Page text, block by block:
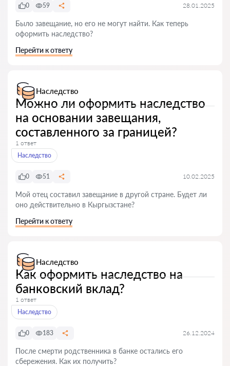
0 59 28.01.2025
Было завещание, но его не могут найти. Как теперь
оформить наследство?
Перейти к ответу
Наследство
Можно ли оформить наследство
на основании завещания,
составленного за границей?
1 ответ
Наследство
0 51 10.02.2025
Мой отец составил завещание в другой стране. Будет ли
оно действительно в Кыргызстане?
Перейти к ответу
Наследство
Как оформить наследство на
банковский вклад?
1 ответ
Наследство
0 183 26.12.2024
После смерти родственника в банке остались его
сбережения. Как их получить?